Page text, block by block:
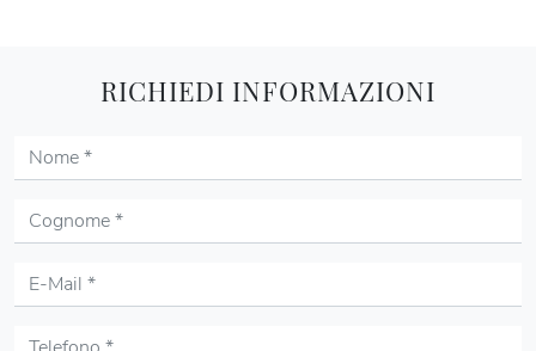
RICHIEDI INFORMAZIONI